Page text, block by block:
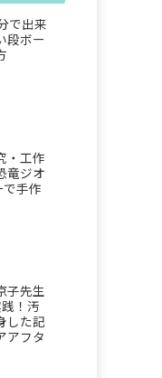
で出来
段ボー
・工作
竜ジオ
で手作
子先生
！汚
した記
アフタ